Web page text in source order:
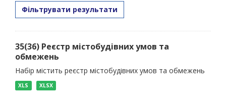
Фільтрувати результати
35(36) Реєстр містобудівних умов та
обмежень
Набір містить реєстр містобудівних умов та обмежень
XLS XLSX